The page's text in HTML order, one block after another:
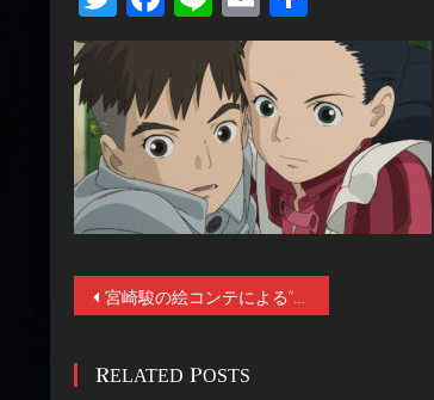
有
投
ナ
宮崎駿の絵コンテによる“城が動く”新CM！ ジブリパーク新エリア「魔女の谷」開園記念！ スタジオジブリ “15 秒の最新作”解禁！
RELATED POSTS